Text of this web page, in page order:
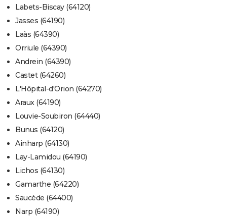
Labets-Biscay (64120)
Jasses (64190)
Laàs (64390)
Orriule (64390)
Andrein (64390)
Castet (64260)
L'Hôpital-d'Orion (64270)
Araux (64190)
Louvie-Soubiron (64440)
Bunus (64120)
Ainharp (64130)
Lay-Lamidou (64190)
Lichos (64130)
Gamarthe (64220)
Saucède (64400)
Narp (64190)